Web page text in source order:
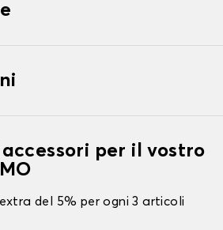
per il vostro
del 5% per ogni 3 articoli